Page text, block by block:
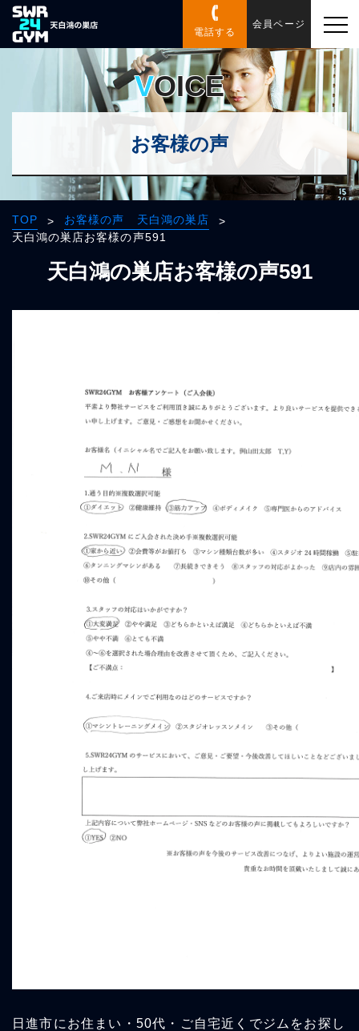
電話する
会員ページ
VOICE
お客様の声
TOP > お客様の声 天白鴻の巣店
>
天白鴻の巣店お客様の声591
天白鴻の巣店お客様の声591
日進市にお住まい・50代・ご自宅近くでジムをお探し